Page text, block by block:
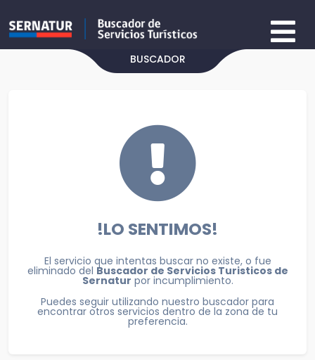
BUSCADOR
!LO SENTIMOS!
El servicio que intentas buscar no existe, o fue
eliminado del Buscador de Servicios Turisticos de
Sernatur por incumplimiento.
Puedes seguir utilizando nuestro buscador para
encontrar otros servicios dentro de la zona de tu
preferencia.